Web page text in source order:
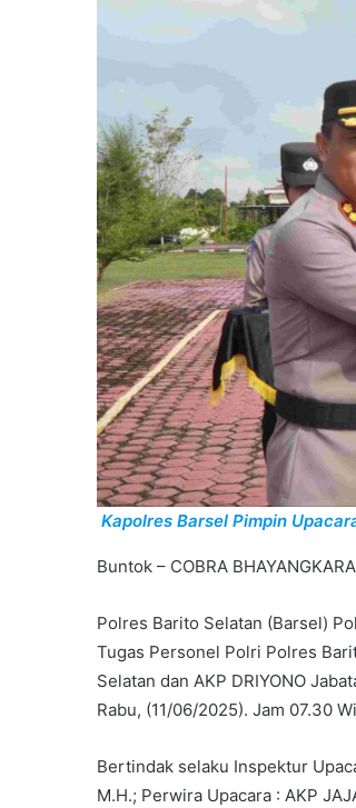
Kapolres Barsel Pimpin
Buntok – COBRA
Polres Barito Selatan (Barsel)
Tugas Personel Polri Polres
Selatan dan AKP DRIYONO
Rabu, (11/06/2025). Jam 07.30
Bertindak selaku Inspektur
M.H.; Perwira Upacara : AKP